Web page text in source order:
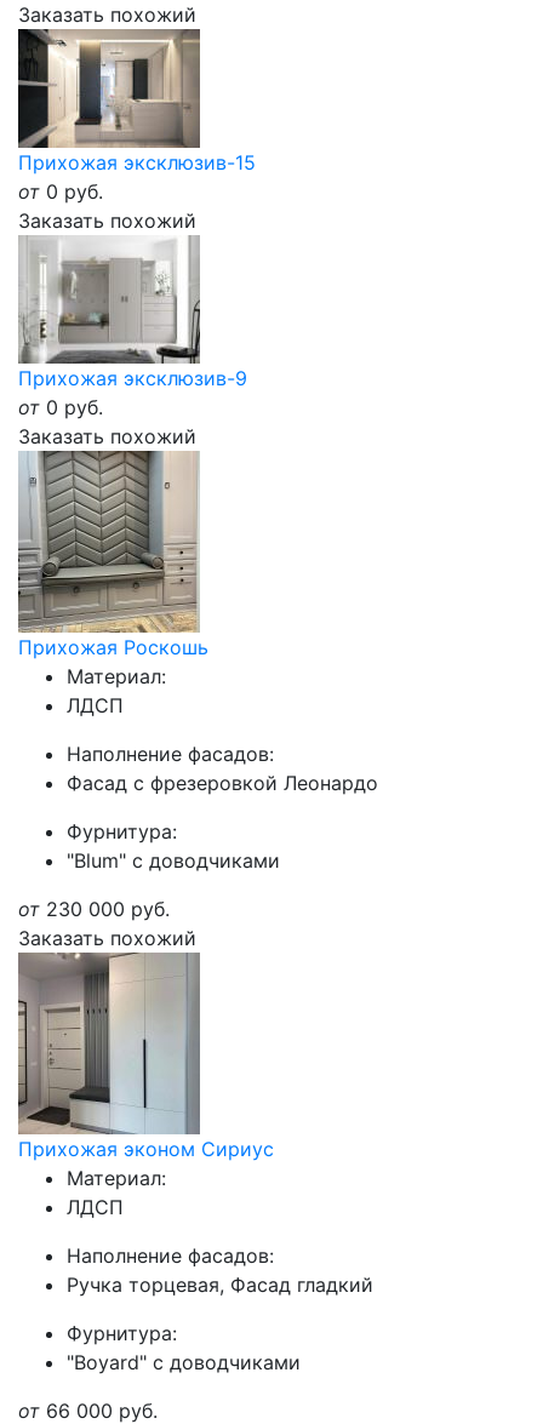
Заказать похожий
Прихожая эксклюзив-15
от 0 руб.
Заказать похожий
Прихожая эксклюзив-9
от 0 руб.
Заказать похожий
Прихожая Роскошь
Материал:
ЛДСП
Наполнение фасадов:
Фасад с фрезеровкой Леонардо
Фурнитура:
"Blum" с доводчиками
от 230 000 руб.
Заказать похожий
Прихожая эконом Сириус
Материал:
ЛДСП
Наполнение фасадов:
Ручка торцевая, Фасад гладкий
Фурнитура:
"Boyard" с доводчиками
от 66 000 руб.